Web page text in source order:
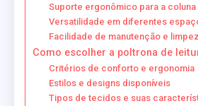
Suporte ergonômico para a coluna
Versatilidade em diferentes
Facilidade de manutenção e
Como escolher a poltrona de
Critérios de conforto e ergonomia
Estilos e designs disponíveis
Tipos de tecidos e suas